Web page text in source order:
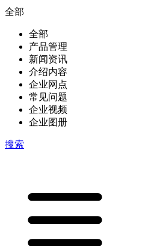
全部
全部
产品管理
新闻资讯
介绍内容
企业网点
常见问题
企业视频
企业图册
搜索